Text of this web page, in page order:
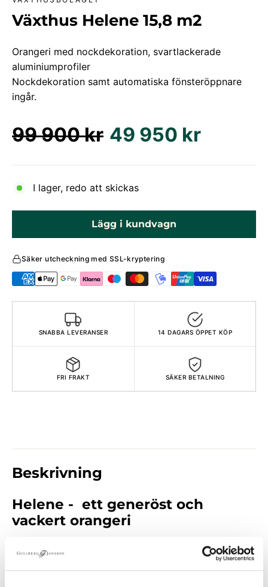
Växthus Helene 15,8 m2
Orangeri med nockdekoration, svartlackerade
aluminiumprofiler
Nockdekoration samt automatiska fönsteröppnare
ingår.
Ordinarie
pris
99 900 kr Försäljningspris
49 950 kr
I lager, redo att skickas
Lägg i kundvagn
Säker utcheckning med SSL-kryptering
SNABBA LEVERANSER 14 DAGARS ÖPPET KÖP
FRI FRAKT SÄKER BETALNING
Beskrivning
Helene - ett generöst och
vackert orangeri
Helene är ett generöst och vackert T-format